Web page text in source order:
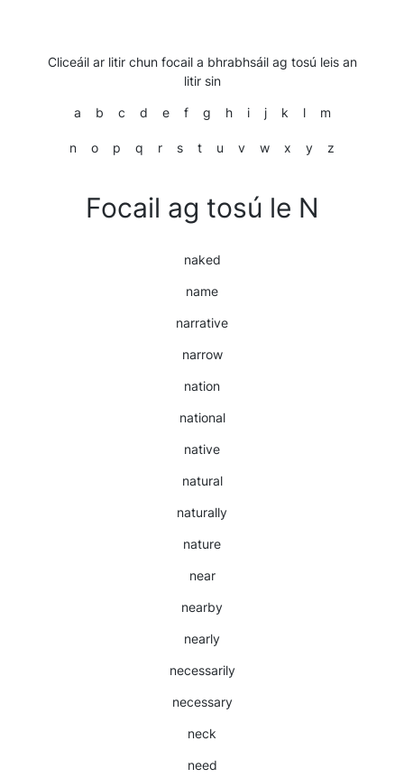
Cliceáil ar litir chun focail a bhrabhsáil ag tosú leis an
litir sin
a b c d e f g h i j k l m
n o p q r s t u v w x y z
Focail ag tosú le N
naked
name
narrative
narrow
nation
national
native
natural
naturally
nature
near
nearby
nearly
necessarily
necessary
neck
need